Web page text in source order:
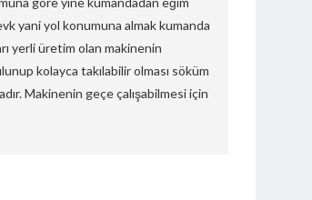
yani yol konumuna almak kumanda
yerli üretim olan makinenin
kolayca takılabilir olması söküm
Makinenin geçe çalışabilmesi için